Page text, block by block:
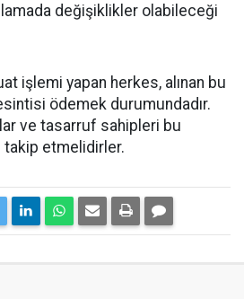
değişiklikler olabileceği
işlemi yapan herkes, alınan bu
ödemek durumundadır.
ve tasarruf sahipleri bu
etmelidirler.